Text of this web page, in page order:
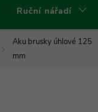
Ruční nářadí
Aku brusky úhlové 125
mm